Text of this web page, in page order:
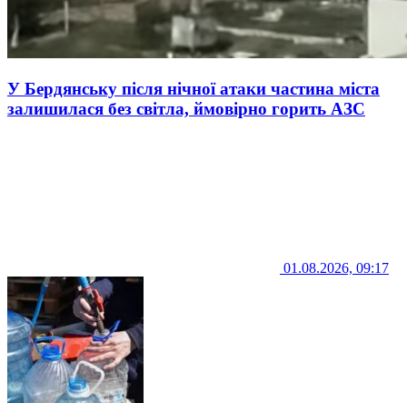
У Бердянську після нічної атаки частина міста
залишилася без світла, ймовірно горить АЗС
01.08.2026, 09:17